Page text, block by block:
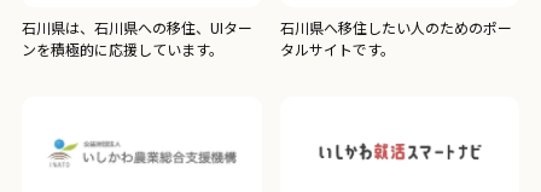
石川県は、石川県への移住、UIター
ンを積極的に応援しています。
石川県へ移住したい人のためのポー
タルサイトです。